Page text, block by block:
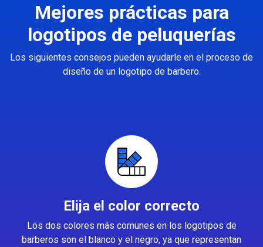
Mejores prácticas para
logotipos de peluquerías
Los siguientes consejos pueden ayudarle en el proceso de
diseño de un logotipo de barbero.
Elija el color correcto
Los dos colores más comunes en los logotipos de
barberos son el blanco y el negro, ya que representan